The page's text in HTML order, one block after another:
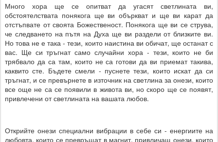
Много хора ще се опитват да угасят светлината ви,
обстоятелствата понякога ще ви объркват и ще ви карат да
отстъпвате от своята Божественост. Понякога ще ви се струва,
че следването на пътя на Духа ще ви раздели от близките ви.
Но това не е така - тези, които наистина ви обичат, ще останат с
вас. Ще си тръгнат само случайни хора - тези, които не би
трябвало да са там, които не са готови да ви приемат такива,
каквито сте. Бъдете смели - пуснете тези, които искат да си
тръгнат, и се превърнете в източник на светлина за онези, които
все още не са се появили в живота ви, но скоро ще се появят,
привлечени от светлината на вашата любов.
Открийте онези специални вибрации в себе си - енергиите на
любовта, които се превръщат в магнит, привличащ онези, които